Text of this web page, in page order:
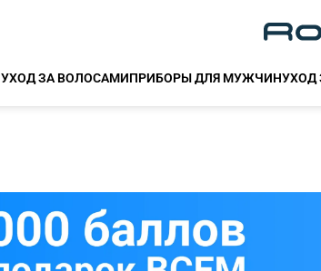
УХОД ЗА ВОЛОСАМИПРИБОРЫ ДЛЯ МУЖЧИНУХОД